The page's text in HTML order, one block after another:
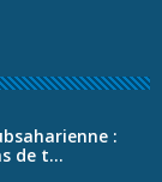
:
de t...